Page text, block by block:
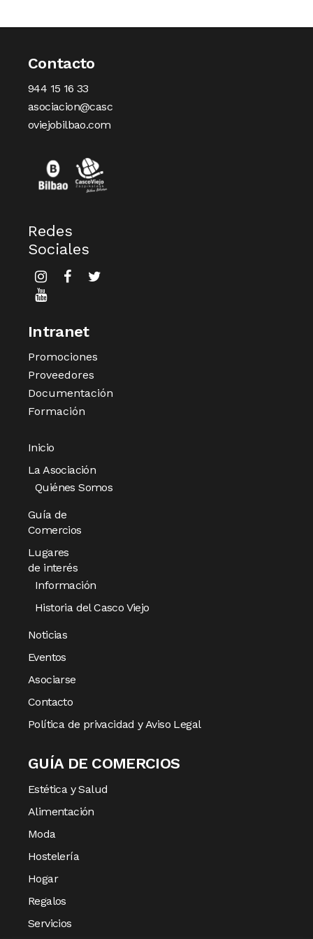
Contacto
944 15 16 33
asociacion@casc
oviejobilbao.com
Redes
Sociales
Intranet
Promociones
Proveedores
Documentación
Formación
Inicio
La Asociación
Quiénes Somos
Guía de
Comercios
Lugares
de interés
Información
Historia del Casco Viejo
Noticias
Eventos
Asociarse
Contacto
Política de privacidad y Aviso Legal
GUÍA DE COMERCIOS
Estética y Salud
Alimentación
Moda
Hostelería
Hogar
Regalos
Servicios